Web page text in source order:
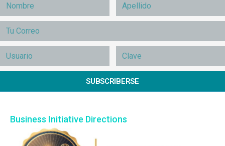
SUBSCRIBERSE
Business Initiative Directions